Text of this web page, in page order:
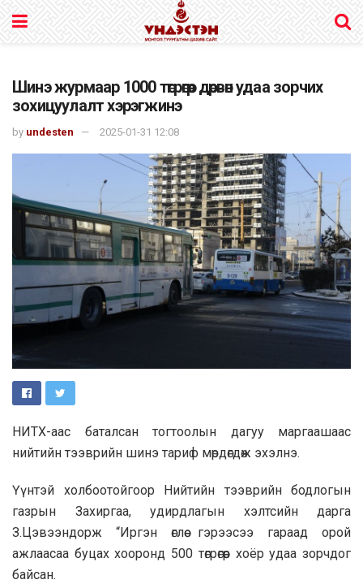
Шинэ журмаар 1000 төгрөгөөр дөрвөн удаа зорчих
зохицуулалт хэрэгжинэ
by undesten 2025-01-31 12:08
НИТХ-аас баталсан тогтоолын дагуу маргаашаас
нийтийн тээврийн шинэ тариф мөрдөгдөж эхэлнэ.
Үүнтэй холбоотойгоор Нийтийн тээврийн бодлогын
газрын Захиргаа, удирдлагын хэлтсийн дарга
З.Цэвээндорж “Иргэн өглөө гэрээсээ гараад орой
ажлаасаа буцах хооронд 500 төгрөгөөр хоёр удаа зорчдог
байсан.